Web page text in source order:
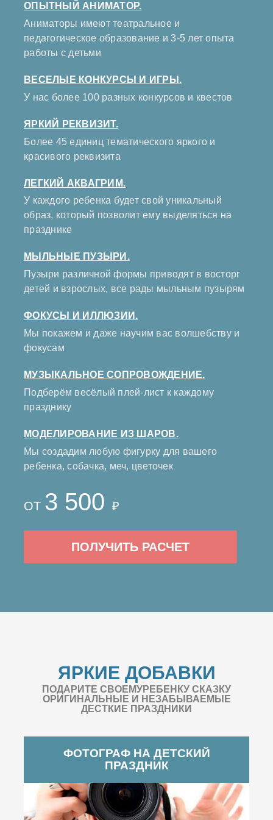
ОПЫТНЫЙ АНИМАТОР.
Аниматоры имеют театральное и
педагогическое образование и 3-5 лет опыта
работы с детьми
ВЕСЕЛЫЕ КОНКУРСЫ И ИГРЫ.
У нас более 100 разных конкурсов и квестов
ЯРКИЙ РЕКВИЗИТ.
Более 45 единиц тематического яркого и
красивого реквизита
ЛЕГКИЙ АКВАГРИМ.
У каждого ребенка будет свой уникальный
образ, который позволит ему выделяться на
празднике
МЫЛЬНЫЕ ПУЗЫРИ.
Пузыри различной формы приводят в восторг
детей и взрослых, все рады мыльным пузырям
ФОКУСЫ И ИЛЛЮЗИИ.
Мы покажем и даже научим вас волшебству и
фокусам
МУЗЫКАЛЬНОЕ СОПРОВОЖДЕНИЕ.
Подберём весёлый плей-лист к каждому
празднику
МОДЕЛИРОВАНИЕ ИЗ ШАРОВ.
Мы создадим любую фигурку для вашего
ребенка, собачка, меч, цветочек
ОТ 3 500 ₽
ПОЛУЧИТЬ РАСЧЕТ
ЯРКИЕ ДОБАВКИ
ПОДАРИТЕ СВОЕМУРЕБЕНКУ СКАЗКУ
ОРИГИНАЛЬНЫЕ И НЕЗАБЫВАЕМЫЕ
ДЕСТКИЕ ПРАЗДНИКИ
ФОТОГРАФ НА ДЕТСКИЙ
ПРАЗДНИК